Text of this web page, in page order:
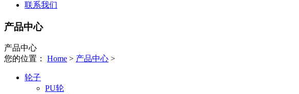
联系我们
产品中心
产品中心
您的位置： Home > 产品中心 >
轮子
PU轮